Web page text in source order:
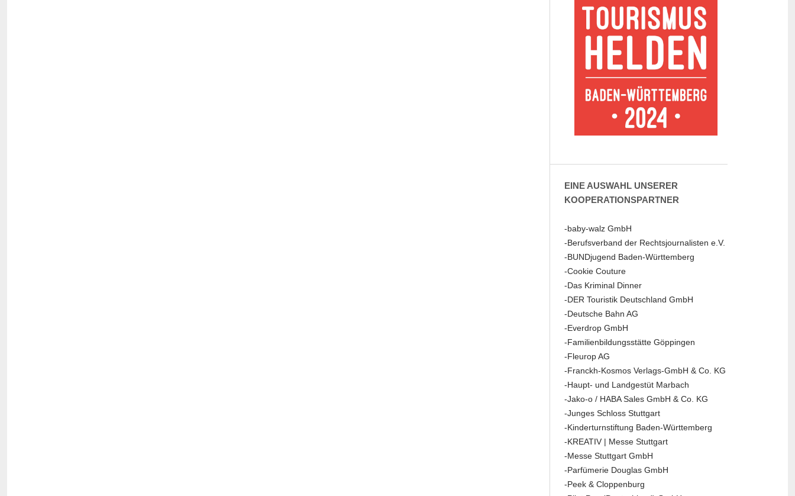
EINE AUSWAHL UNSERER
KOOPERATIONSPARTNER
-baby-walz GmbH
-Berufsverband der Rechtsjournalisten e.V.
-BUNDjugend Baden-Württemberg
-Cookie Couture
-Das Kriminal Dinner
-DER Touristik Deutschland GmbH
-Deutsche Bahn AG
-Everdrop GmbH
-Familienbildungsstätte Göppingen
-Fleurop AG
-Franckh-Kosmos Verlags-GmbH & Co. KG
-Haupt- und Landgestüt Marbach
-Jako-o / HABA Sales GmbH & Co. KG
-Junges Schloss Stuttgart
-Kinderturnstiftung Baden-Württemberg
-KREATIV | Messe Stuttgart
-Messe Stuttgart GmbH
-Parfümerie Douglas GmbH
-Peek & Cloppenburg